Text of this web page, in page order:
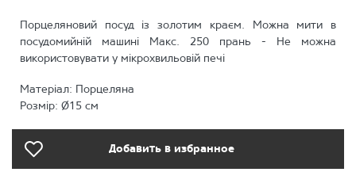
Порцеляновий посуд із золотим краєм. Можна мити в
посудомийній машині Макс. 250 прань - Не можна
використовувати у мікрохвильовій печі
Матеріал: Порцеляна
Розмір: Ø15 см
Добавить в избранное